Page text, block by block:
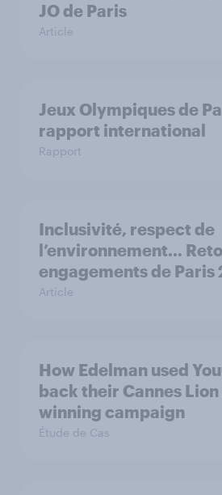
JO de Paris
Article
Jeux Olympiques de
rapport international
Rapport
Inclusivité, respect de
l’environnement…
engagements de Paris
Article
How Edelman used
back their Cannes
winning campaign
Étude de Cas